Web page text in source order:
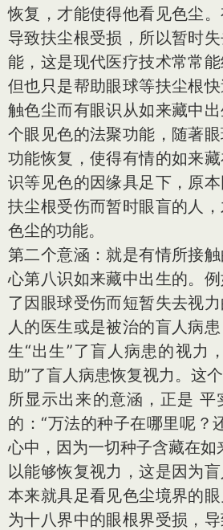
恢复，才能使得他看见色尘
导致扶尘根受损，所以暂时
能，这是现代医疗技术常常能
但也只是帮助眼球等扶尘根
触色尘而有眼识从如来藏中
个眼见色的法聚功能，随著
功能恢复，使得有情的如来
识等见色的因缘具足下，原
扶尘根受伤而暂时眼盲的人
色尘的功能。
第二个意涵：就是有情所接
心第八识如来藏中出生的。
了因眼球受伤而短暂失去视
人的医生或是被治的盲人病
生“出生”了盲人病患的视力
助”了盲人病患恢复视力。这
所显示出来的意涵，正是 平
的：“万法的种子在哪里呢？
心中，因为一切种子含藏在如
以能够恢复视力，这是因为
本来就具足看见色尘境界的
为十八界中的眼根界受损，